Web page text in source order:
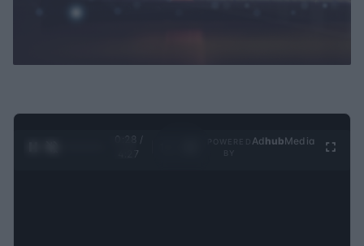
0:28 /
4:27
Ad hubMedia